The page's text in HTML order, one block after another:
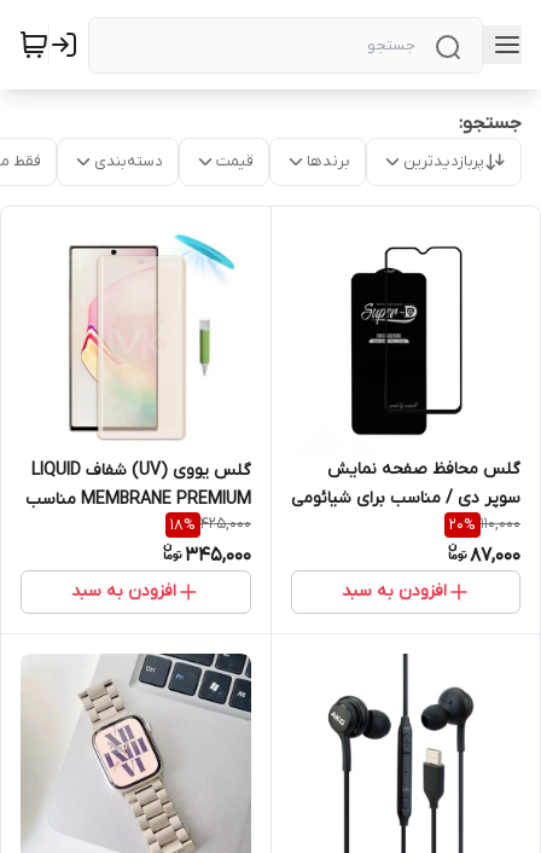
جستجو:
پربازدیدترین برندها قیمت دسته‌بندی فقط
گلس محافظ صفحه نمایش
سوپر دی / مناسب برای شیائومی
Xiaomi Redmi Note 8
110,000
20%
87,000
افزودن به سبد
گلس یووی (UV) شفاف LIQUID
MEMBRANE PREMIUM مناسب
سامسونگ GALAXY NOTE 10
425,000
18%
345,000
افزودن به سبد